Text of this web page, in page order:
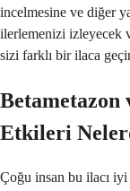
incelmesine ve diğer
ilerlemenizi izleyecek
sizi farklı bir ilaca
Etkileri
Çoğu insan bu ilacı iyi